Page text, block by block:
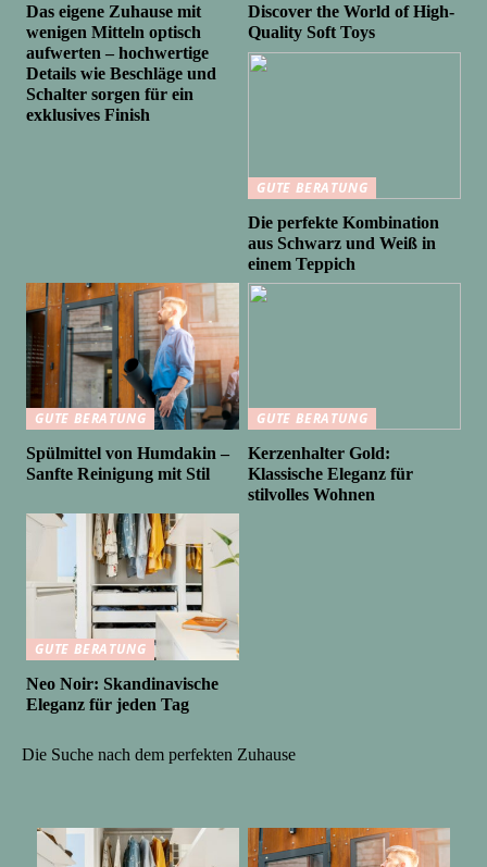
Das eigene Zuhause mit
wenigen Mitteln optisch
aufwerten – hochwertige
Details wie Beschläge und
Schalter sorgen für ein
exklusives Finish
Discover the World of High-
Quality Soft Toys
GUTE BERATUNG
Die perfekte Kombination
aus Schwarz und Weiß in
einem Teppich
GUTE BERATUNG
Spülmittel von Humdakin –
Sanfte Reinigung mit Stil
GUTE BERATUNG
Kerzenhalter Gold:
Klassische Eleganz für
stilvolles Wohnen
GUTE BERATUNG
Neo Noir: Skandinavische
Eleganz für jeden Tag
Die Suche nach dem perfekten Zuhause